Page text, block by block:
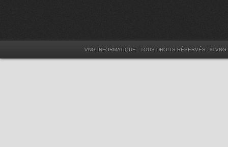
VNG INFORMATIQUE - TOUS DROITS RÉSERVÉS - ©